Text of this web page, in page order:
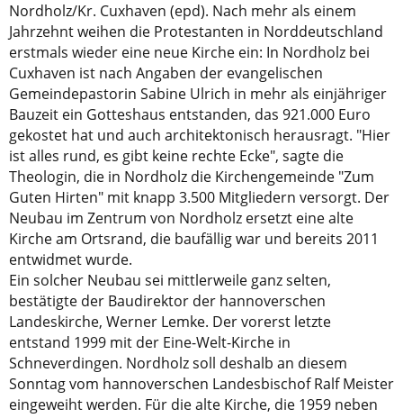
Nordholz/Kr. Cuxhaven (epd). Nach mehr als einem
Jahrzehnt weihen die Protestanten in Norddeutschland
erstmals wieder eine neue Kirche ein: In Nordholz bei
Cuxhaven ist nach Angaben der evangelischen
Gemeindepastorin Sabine Ulrich in mehr als einjähriger
Bauzeit ein Gotteshaus entstanden, das 921.000 Euro
gekostet hat und auch architektonisch herausragt. "Hier
ist alles rund, es gibt keine rechte Ecke", sagte die
Theologin, die in Nordholz die Kirchengemeinde "Zum
Guten Hirten" mit knapp 3.500 Mitgliedern versorgt. Der
Neubau im Zentrum von Nordholz ersetzt eine alte
Kirche am Ortsrand, die baufällig war und bereits 2011
entwidmet wurde.
Ein solcher Neubau sei mittlerweile ganz selten,
bestätigte der Baudirektor der hannoverschen
Landeskirche, Werner Lemke. Der vorerst letzte
entstand 1999 mit der Eine-Welt-Kirche in
Schneverdingen. Nordholz soll deshalb an diesem
Sonntag vom hannoverschen Landesbischof Ralf Meister
eingeweiht werden. Für die alte Kirche, die 1959 neben